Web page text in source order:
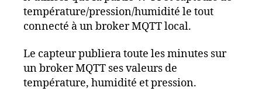
température/pression/humidité le tout
connecté à un broker MQTT local.
Le capteur publiera toute les minutes sur
un broker MQTT ses valeurs de
température, humidité et pression.